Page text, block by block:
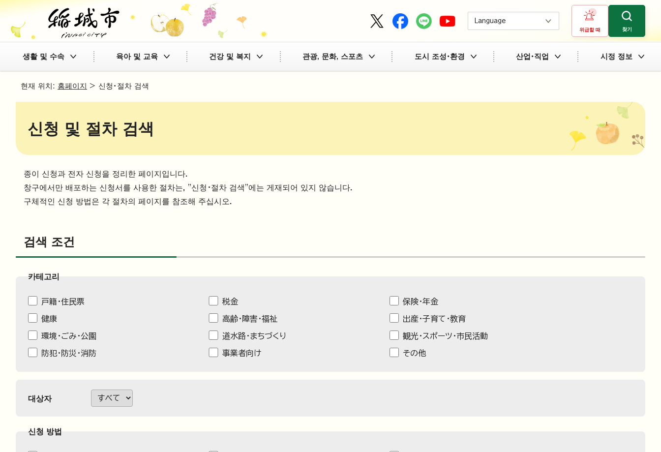
Language
위급할 때 찾기
생활 및 수속 육아 및 교육 건강 및 복지 관광, 문화, 스포츠 도시 조성・환경 산업・직업 시정 정보
현재 위치: 홈페이지 > 신청・절차 검색
신청 및 절차 검색
종이 신청과 전자 신청을 정리한 페이지입니다.
창구에서만 배포하는 신청서를 사용한 절차는, "신청・절차 검색"에는 게재되어 있지 않습니다.
구체적인 신청 방법은 각 절차의 페이지를 참조해 주십시오.
검색 조건
카테고리
戸籍・住民票 税金 保険・年金
健康 高齢・障害・福祉 出産・子育て・教育
環境・ごみ・公園 道水路・まちづくり 観光・スポーツ・市民活動
防犯・防災・消防 事業者向け その他
대상자
신청 방법